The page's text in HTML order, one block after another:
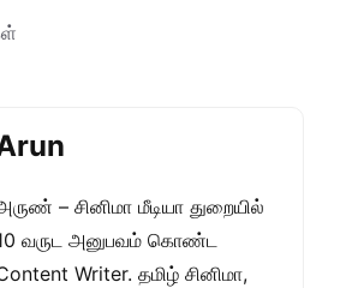
– சினிமா மீடியா துறையில்
வருட அனுபவம் கொண்ட
Writer. தமிழ் சினிமா,